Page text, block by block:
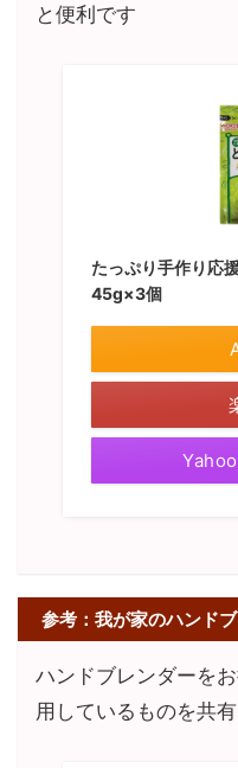
と便利です
たっぷり手作り
45g×3個
参考：我が家のハンド
ハンドブレンダーを
用しているものを共有